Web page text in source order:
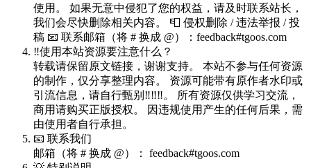
使用。 如果无意中侵犯了您的权益，请及时联系站长，
我们会尽快删除相关内容。 📮 侵权删除 / 违法举报 / 投
稿 📧 联系邮箱（将 # 换成 @）：feedback#tgoos.com
‼️使用本站资源要注意什么？
转载请保留原文链接，谢谢支持。 本站不参与任何资源
的制作，仅分享整理内容。 资源可能带有原作者水印或
引流信息，请自行甄别‼️‼️‼️。 所有资源仅供学习交流，
商用请购买正版授权。 因违规使用产生的任何后果，需
由使用者自行承担。
📧 联系我们
邮箱（将 # 换成 @）： feedback#tgoos.com